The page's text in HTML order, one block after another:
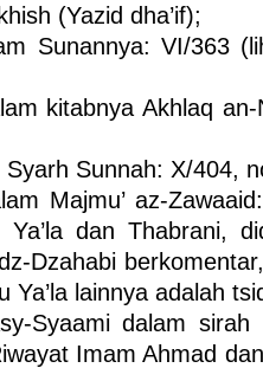
(Yazid dha’if);
Sunannya: VI/363
kitabnya Akhlaq
Sunnah: X/404,
Majmu’ az-
dan Thabrani,
Dzahabi
Ya’la lainnya adalah
Syaami dalam sirah
Imam Ahmad